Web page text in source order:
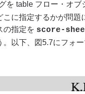
を table フロー・オブ
こに指定するかが問
の指定を score-
。以下、図5.7にフォ